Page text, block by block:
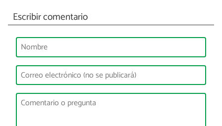
Escribir comentario